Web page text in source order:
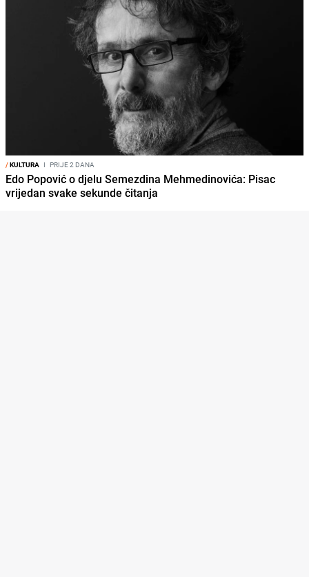
/KULTURA I PRIJE 2 DANA
Edo Popović o djelu Semezdina Mehmedinovića: Pisac
vrijedan svake sekunde čitanja